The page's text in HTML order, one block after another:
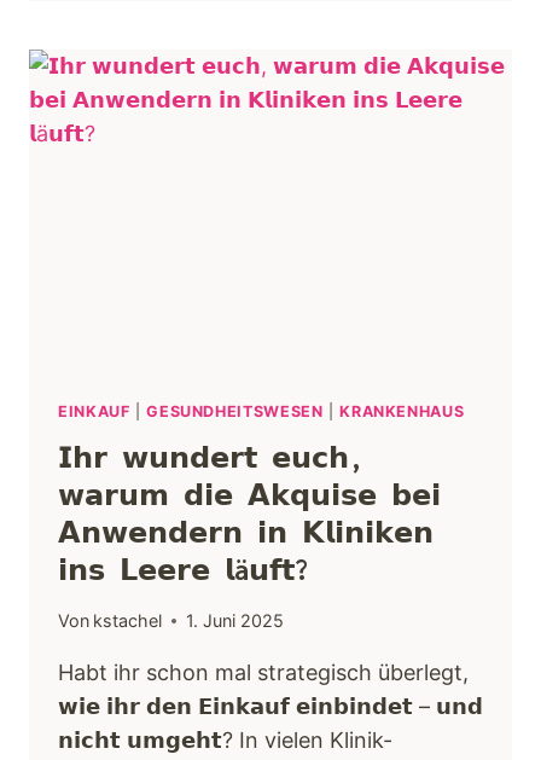
EINKAUF |GESUNDHEITSWESEN |KRANKENHAUS
𝗜𝗵𝗿 𝘄𝘂𝗻𝗱𝗲𝗿𝘁 𝗲𝘂𝗰𝗵,
𝘄𝗮𝗿𝘂𝗺 𝗱𝗶𝗲 𝗔𝗸𝗾𝘂𝗶𝘀𝗲 𝗯𝗲𝗶
𝗔𝗻𝘄𝗲𝗻𝗱𝗲𝗿𝗻 𝗶𝗻 𝗞𝗹𝗶𝗻𝗶𝗸𝗲𝗻
𝗶𝗻𝘀 𝗟𝗲𝗲𝗿𝗲 𝗹ä𝘂𝗳𝘁?
Von kstachel 1. Juni 2025
Habt ihr schon mal strategisch überlegt,
𝘄𝗶𝗲 𝗶𝗵𝗿 𝗱𝗲𝗻 𝗘𝗶𝗻𝗸𝗮𝘂𝗳 𝗲𝗶𝗻𝗯𝗶𝗻𝗱𝗲𝘁 – 𝘂𝗻𝗱
𝗻𝗶𝗰𝗵𝘁 𝘂𝗺𝗴𝗲𝗵𝘁? In vielen Klinik-